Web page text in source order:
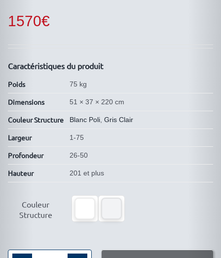
1570€
Caractéristiques du produit
Poids 75 kg
Dimensions 51 × 37 × 220 cm
Couleur Structure Blanc Poli, Gris Clair
Largeur 1-75
Profondeur 26-50
Hauteur 201 et plus
Couleur
Structure